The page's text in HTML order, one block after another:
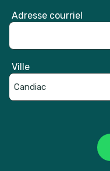
Adresse courriel
Ville